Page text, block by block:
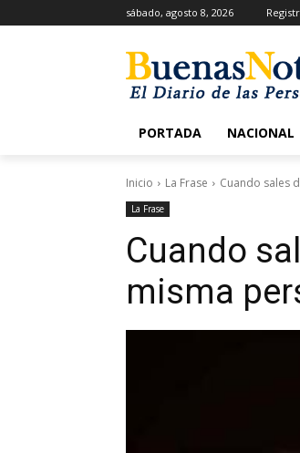
sábado, agosto 8, 2026
PORTADA NACIONAL
Inicio La Frase Cuando sales
La Frase
Cuando
misma